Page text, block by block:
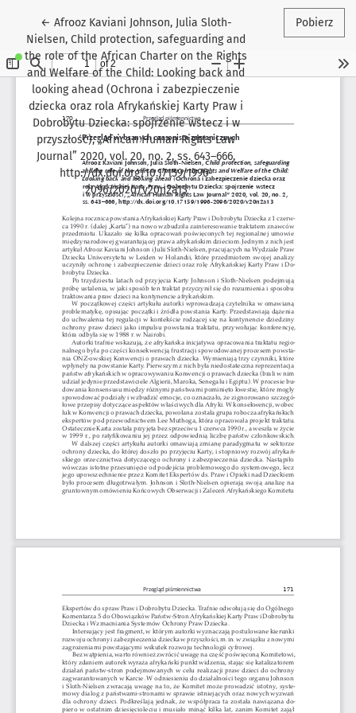
← Wróć do szczegółów artykułu
Afrooz Kaviani Johnson, Julia Sloth-
Nielsen, Child protection, safeguarding and
the role of the African Charter on the Rights
and Welfare of the Child: Looking back and
looking ahead (Ochrona i zabezpieczenie
dziecka oraz rola Afrykańskiej Karty Praw i
Dobrobytu Dziecka: spojrzenie wstecz i w
przyszłość), „African Human Rights Law
Journal” 2020, vol. 20, no. 2, ss. 643–666,
http://dx.doi.org/10.17159/1996-
2096/2020/v20n2a13
Pobierz